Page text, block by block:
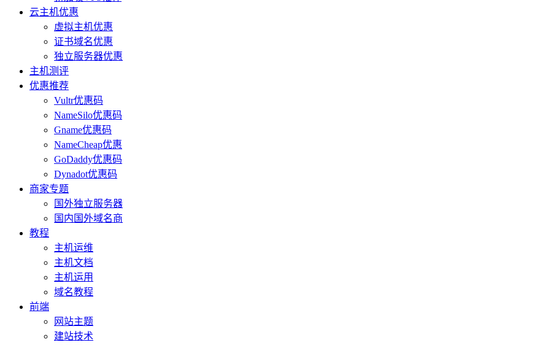
云主机优惠
虚拟主机优惠
证书域名优惠
独立服务器优惠
主机测评
优惠推荐
Vultr优惠码
NameSilo优惠码
Gname优惠码
NameCheap优惠
GoDaddy优惠码
Dynadot优惠码
商家专题
国外独立服务器
国内国外域名商
教程
主机运维
主机文档
主机运用
域名教程
前端
网站主题
建站技术